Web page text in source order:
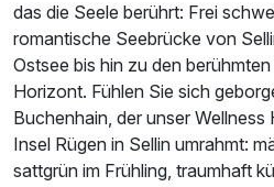
Ausstattung
Für 4 Tage
das die Seele berührt: Frei
romantische Seebrücke von
Ostsee bis hin zu den
Horizont. Fühlen Sie sich
Buchenhain, der unser
Insel Rügen in Sellin umrahmt:
sattgrün im Frühling, traumhaft